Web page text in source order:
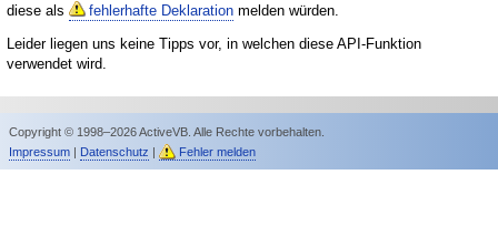
diese als
fehlerhafte Deklaration melden würden.
Leider liegen uns keine Tipps vor, in welchen diese API-Funktion
verwendet wird.
Copyright © 1998–2026 ActiveVB. Alle Rechte vorbehalten.
Impressum| Datenschutz | Fehler melden